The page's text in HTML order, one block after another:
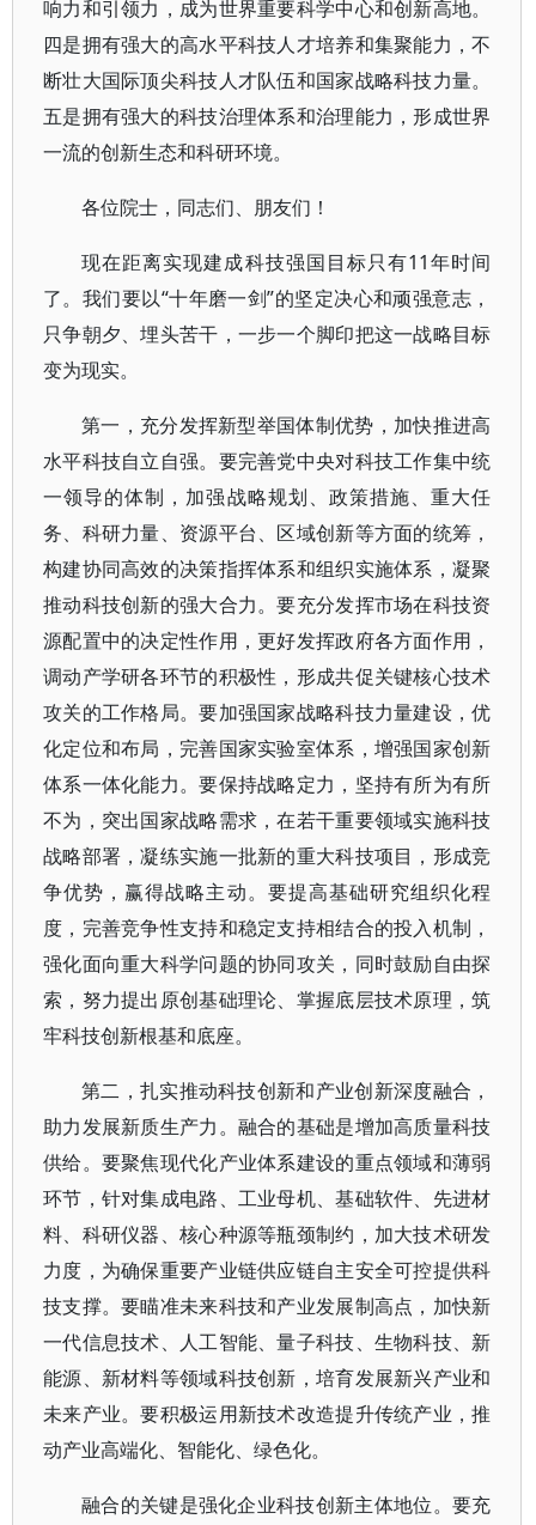
响力和引领力，成为世界重要科学中心和创新高地。
四是拥有强大的高水平科技人才培养和集聚能力，不
断壮大国际顶尖科技人才队伍和国家战略科技力量。
五是拥有强大的科技治理体系和治理能力，形成世界
一流的创新生态和科研环境。
各位院士，同志们、朋友们！
现在距离实现建成科技强国目标只有11年时间
了。我们要以“十年磨一剑”的坚定决心和顽强意志，
只争朝夕、埋头苦干，一步一个脚印把这一战略目标
变为现实。
第一，充分发挥新型举国体制优势，加快推进高
水平科技自立自强。要完善党中央对科技工作集中统
一领导的体制，加强战略规划、政策措施、重大任
务、科研力量、资源平台、区域创新等方面的统筹，
构建协同高效的决策指挥体系和组织实施体系，凝聚
推动科技创新的强大合力。要充分发挥市场在科技资
源配置中的决定性作用，更好发挥政府各方面作用，
调动产学研各环节的积极性，形成共促关键核心技术
攻关的工作格局。要加强国家战略科技力量建设，优
化定位和布局，完善国家实验室体系，增强国家创新
体系一体化能力。要保持战略定力，坚持有所为有所
不为，突出国家战略需求，在若干重要领域实施科技
战略部署，凝练实施一批新的重大科技项目，形成竞
争优势，赢得战略主动。要提高基础研究组织化程
度，完善竞争性支持和稳定支持相结合的投入机制，
强化面向重大科学问题的协同攻关，同时鼓励自由探
索，努力提出原创基础理论、掌握底层技术原理，筑
牢科技创新根基和底座。
第二，扎实推动科技创新和产业创新深度融合，
助力发展新质生产力。融合的基础是增加高质量科技
供给。要聚焦现代化产业体系建设的重点领域和薄弱
环节，针对集成电路、工业母机、基础软件、先进材
料、科研仪器、核心种源等瓶颈制约，加大技术研发
力度，为确保重要产业链供应链自主安全可控提供科
技支撑。要瞄准未来科技和产业发展制高点，加快新
一代信息技术、人工智能、量子科技、生物科技、新
能源、新材料等领域科技创新，培育发展新兴产业和
未来产业。要积极运用新技术改造提升传统产业，推
动产业高端化、智能化、绿色化。
融合的关键是强化企业科技创新主体地位。要充